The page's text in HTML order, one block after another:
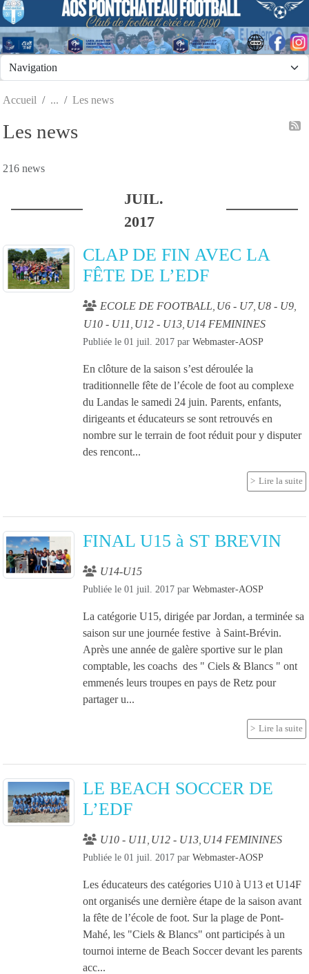
Accueil Les news
Les news
216 news
JUIL.
2017
CLAP DE FIN AVEC LA
FÊTE DE L’EDF
ECOLE DE FOOTBALL U6 - U7 U8 - U9
U10 - U11 U12 - U13 U14 FEMININES
Publiée le 01 juil. 2017 par Webmaster-AOSP
En clôture de la saison s’est déroulée la
traditionnelle fête de l’école de foot au complexe
du Landas le samedi 24 juin. Parents, enfants,
dirigeants et éducateurs se sont retrouvés en
nombre sur le terrain de foot réduit pour y disputer
des rencont...
Lire la suite
FINAL U15 à ST BREVIN
U14-U15
Publiée le 01 juil. 2017 par Webmaster-AOSP
La catégorie U15, dirigée par Jordan, a terminée sa
saison sur une journée festive à Saint-Brévin.
Après une année de galère sportive sur le plan
comptable, les coachs des " Ciels & Blancs " ont
emmenés leurs troupes en pays de Retz pour
partager u...
Lire la suite
LE BEACH SOCCER DE
L’EDF
U10 - U11 U12 - U13 U14 FEMININES
Publiée le 01 juil. 2017 par Webmaster-AOSP
Les éducateurs des catégories U10 à U13 et U14F
ont organisés une dernière étape de la saison avant
la fête de l’école de foot. Sur la plage de Pont-
Mahé, les "Ciels & Blancs" ont participés à un
tournoi interne de Beach Soccer devant les parents
acc...
Panneau de gestion des cookies